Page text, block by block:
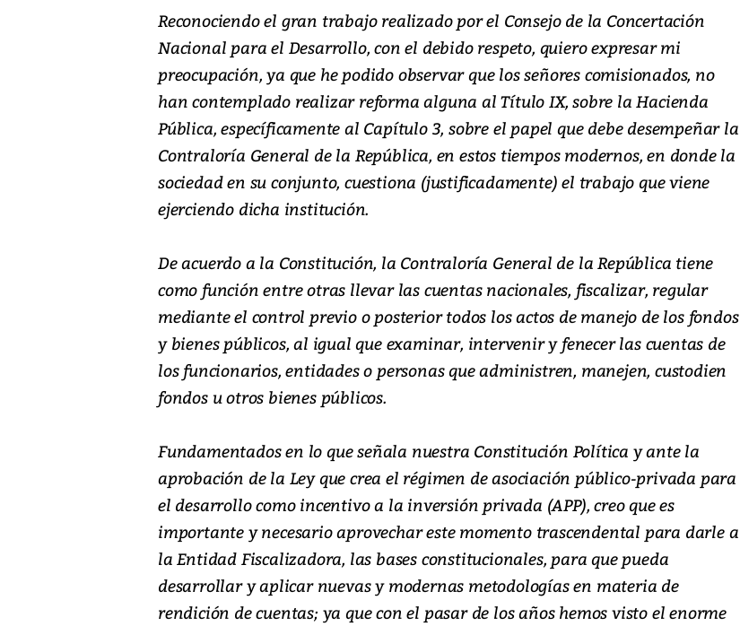
Reconociendo el gran trabajo realizado por el Consejo de la Concertación
Nacional para el Desarrollo, con el debido respeto, quiero expresar mi
preocupación, ya que he podido observar que los señores comisionados, no
han contemplado realizar reforma alguna al Título IX, sobre la Hacienda
Pública, específicamente al Capítulo 3, sobre el papel que debe desempeñar la
Contraloría General de la República, en estos tiempos modernos, en donde la
sociedad en su conjunto, cuestiona (justificadamente) el trabajo que viene
ejerciendo dicha institución.
De acuerdo a la Constitución, la Contraloría General de la República tiene
como función entre otras llevar las cuentas nacionales, fiscalizar, regular
mediante el control previo o posterior todos los actos de manejo de los fondos
y bienes públicos, al igual que examinar, intervenir y fenecer las cuentas de
los funcionarios, entidades o personas que administren, manejen, custodien
fondos u otros bienes públicos.
Fundamentados en lo que señala nuestra Constitución Política y ante la
aprobación de la Ley que crea el régimen de asociación público-privada para
el desarrollo como incentivo a la inversión privada (APP), creo que es
importante y necesario aprovechar este momento trascendental para darle a
la Entidad Fiscalizadora, las bases constitucionales, para que pueda
desarrollar y aplicar nuevas y modernas metodologías en materia de
rendición de cuentas; ya que con el pasar de los años hemos visto el enorme